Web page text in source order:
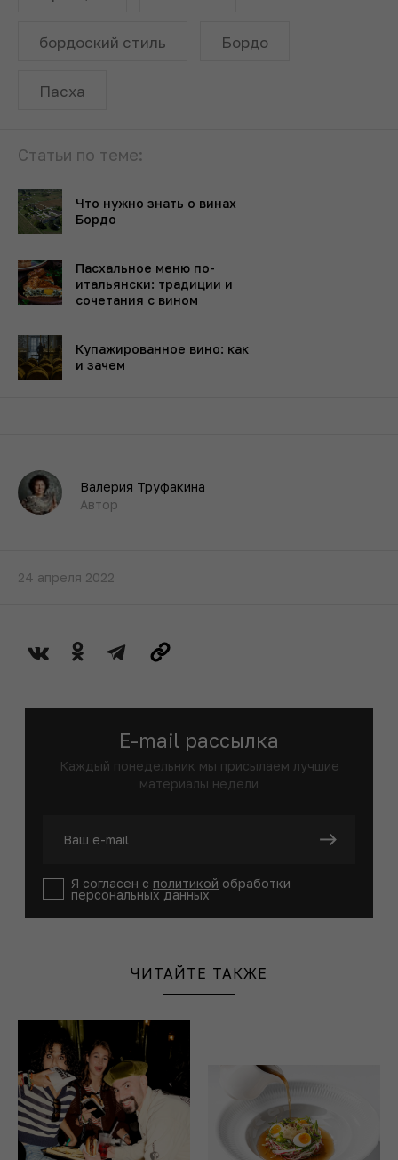
бордоский стиль Бордо
Пасха
Статьи по теме:
Что нужно знать о винах
Бордо
Пасхальное меню по-
итальянски: традиции и
сочетания с вином
Купажированное вино: как
и зачем
Валерия Труфакина
Автор
24 апреля 2022
E-mail рассылка
Каждый понедельник мы присылаем лучшие
материалы недели
Я согласен с политикой обработки
персональных данных
ЧИТАЙТЕ ТАКЖЕ